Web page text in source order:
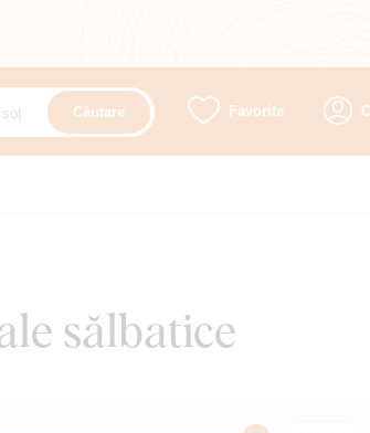
Căutare Favorite
sălbatice